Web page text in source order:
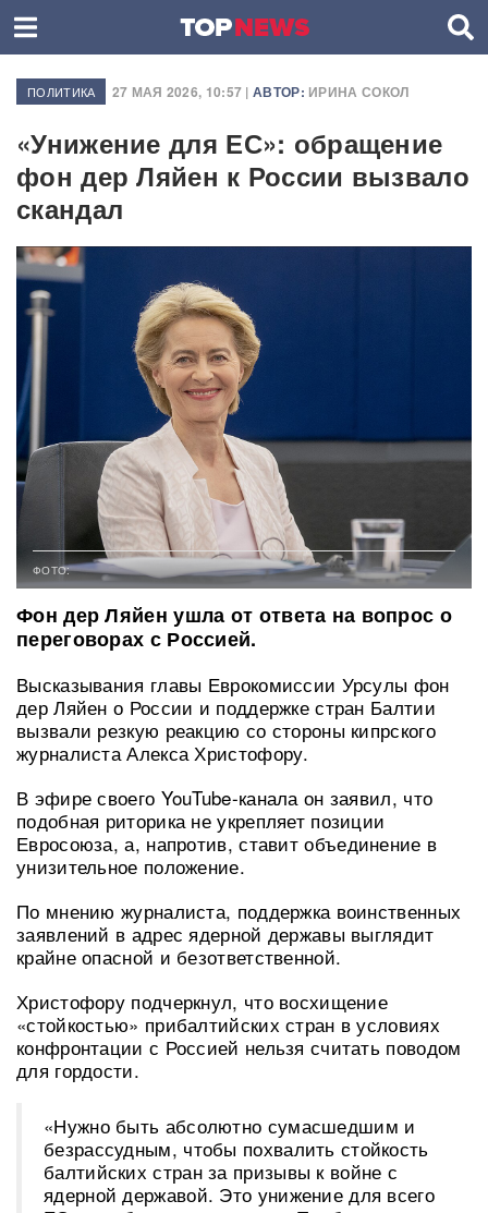
ПОЛИТИКА 27 МАЯ 2026, 10:57 | АВТОР: ИРИНА СОКОЛ
«Унижение для ЕС»: обращение
фон дер Ляйен к России вызвало
скандал
ФОТО:
Фон дер Ляйен ушла от ответа на вопрос о
переговорах с Россией.
Высказывания главы Еврокомиссии Урсулы фон
дер Ляйен о России и поддержке стран Балтии
вызвали резкую реакцию со стороны кипрского
журналиста Алекса Христофору.
В эфире своего YouTube-канала он заявил, что
подобная риторика не укрепляет позиции
Евросоюза, а, напротив, ставит объединение в
унизительное положение.
По мнению журналиста, поддержка воинственных
заявлений в адрес ядерной державы выглядит
крайне опасной и безответственной.
Христофору подчеркнул, что восхищение
«стойкостью» прибалтийских стран в условиях
конфронтации с Россией нельзя считать поводом
для гордости.
«Нужно быть абсолютно сумасшедшим и
безрассудным, чтобы похвалить стойкость
балтийских стран за призывы к войне с
ядерной державой. Это унижение для всего